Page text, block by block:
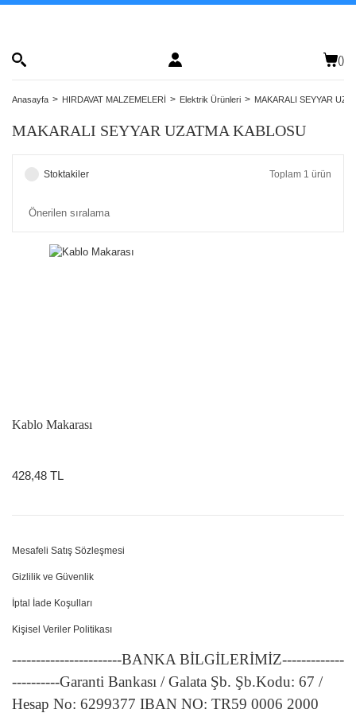
()
Anasayfa HIRDAVAT MALZEMELERİ Elektrik Ürünleri MAKARALI SEYYAR
MAKARALI SEYYAR UZATMA KABLOSU
Stoktakiler Toplam 1 ürün
Kablo Makarası
428,48 TL
Mesafeli Satış Sözleşmesi
Gizlilik ve Güvenlik
İptal İade Koşulları
Kişisel Veriler Politikası
-----------------------BANKA BİLGİLERİMİZ-------------
----------Garanti Bankası / Galata Şb. Şb.Kodu: 67 /
Hesap No: 6299377 IBAN NO: TR59 0006 2000